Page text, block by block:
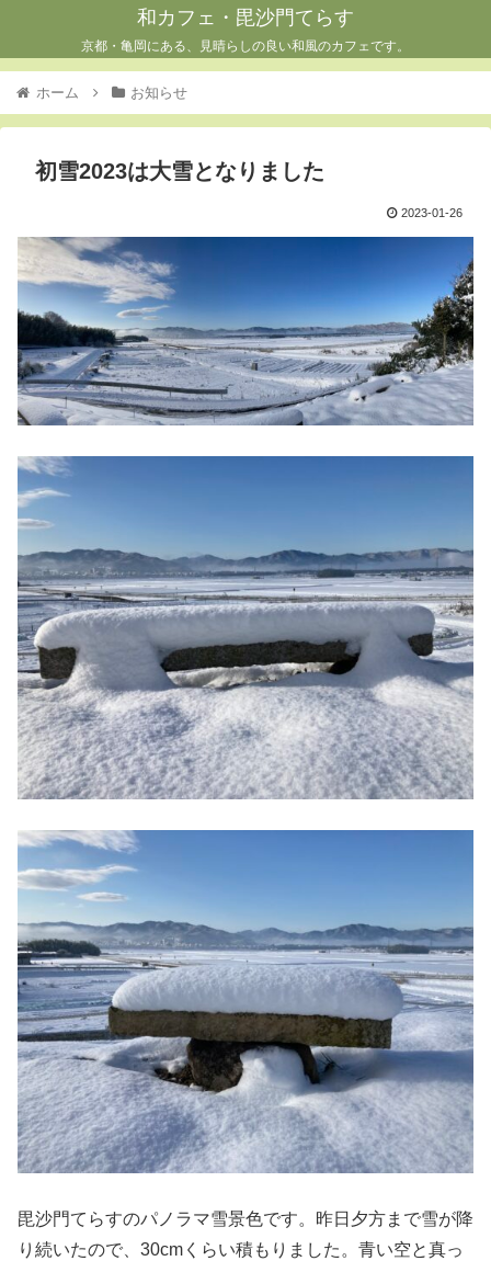
和カフェ・毘沙門てらす
京都・亀岡にある、見晴らしの良い和風のカフェです。
ホーム お知らせ
初雪2023は大雪となりました
2023-01-26
毘沙門てらすのパノラマ雪景色です。昨日夕方まで雪が降
り続いたので、30cmくらい積もりました。青い空と真っ